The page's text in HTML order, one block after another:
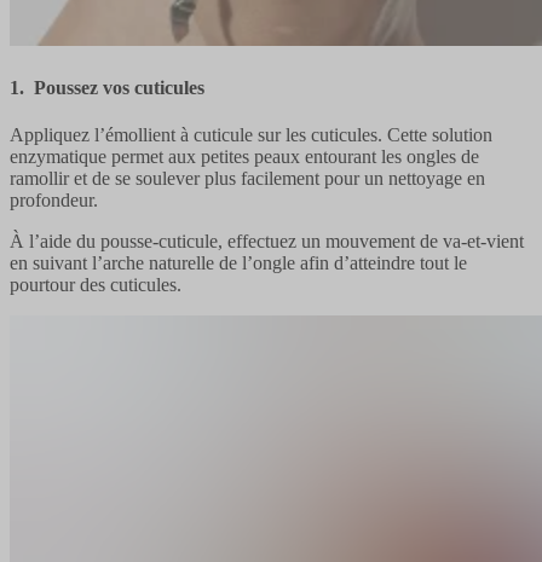
1. Poussez vos cuticules
Appliquez l’émollient à cuticule sur les cuticules. Cette solution
enzymatique permet aux petites peaux entourant les ongles de
ramollir et de se soulever plus facilement pour un nettoyage en
profondeur.
À l’aide du pousse-cuticule, effectuez un mouvement de va-et-vient
en suivant l’arche naturelle de l’ongle afin d’atteindre tout le
pourtour des cuticules.